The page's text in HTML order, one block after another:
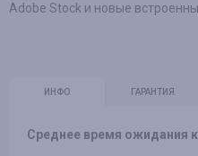
Adobe Stock и новые
ИНФО ГАРАНТИЯ
Среднее время ожидания